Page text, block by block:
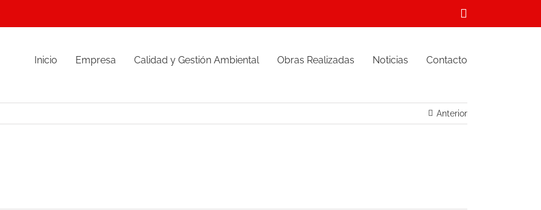
electrónico
Inicio Empresa Calidad y Gestión Ambiental Obras Realizadas Noticias Contacto
Anterior